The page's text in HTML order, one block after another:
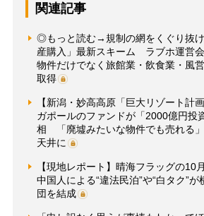
関連記事
◎もっと読む→規制の網をくぐり抜
産購入」最新スキーム ラブホ運営会
物件だけでなく旅館業・飲食業・風
取得
【新潟・妙高高原「巨大リゾート計
ガポールのファンドが「2000億円投
相 「廃墟みたいな物件でも売れる
天井に
【現地レポート】晴海フラッグの
中国人による“違法民泊”や“白タク”
団を結成